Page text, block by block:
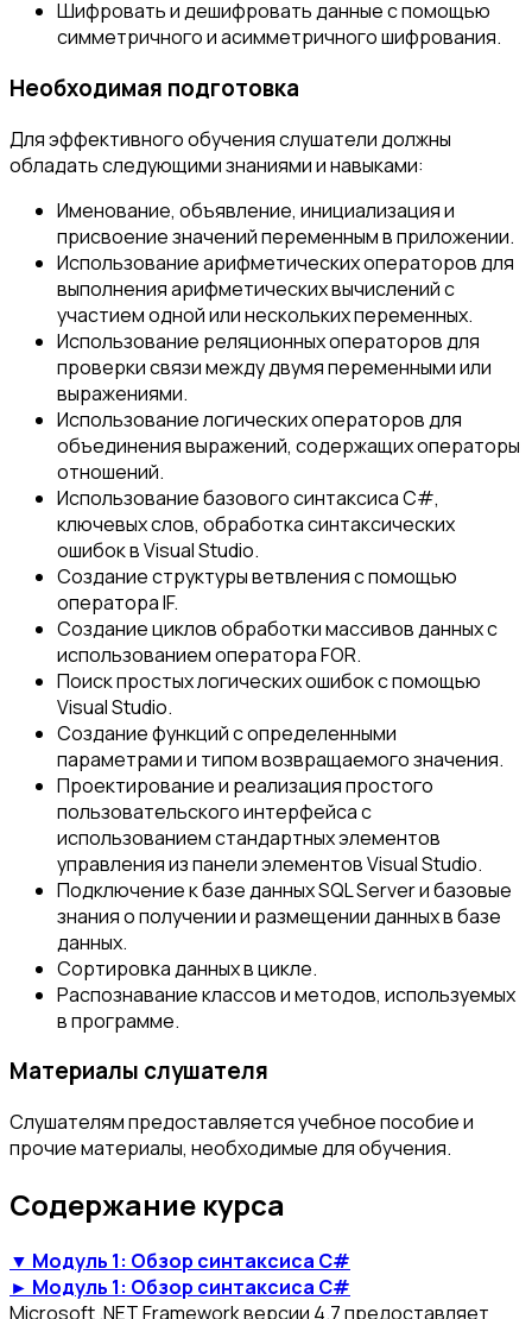
Шифровать и дешифровать данные с помощью
симметричного и асимметричного шифрования.
Необходимая подготовка
Для эффективного обучения слушатели должны
обладать следующими знаниями и навыками:
Именование, объявление, инициализация и
присвоение значений переменным в приложении.
Использование арифметических операторов для
выполнения арифметических вычислений с
участием одной или нескольких переменных.
Использование реляционных операторов для
проверки связи между двумя переменными или
выражениями.
Использование логических операторов для
объединения выражений, содержащих операторы
отношений.
Использование базового синтаксиса С#,
ключевых слов, обработка синтаксических
ошибок в Visual Studio.
Создание структуры ветвления с помощью
оператора IF.
Создание циклов обработки массивов данных с
использованием оператора FOR.
Поиск простых логических ошибок с помощью
Visual Studio.
Создание функций с определенными
параметрами и типом возвращаемого значения.
Проектирование и реализация простого
пользовательского интерфейса с
использованием стандартных элементов
управления из панели элементов Visual Studio.
Подключение к базе данных SQL Server и базовые
знания о получении и размещении данных в базе
данных.
Сортировка данных в цикле.
Распознавание классов и методов, используемых
в программе.
Материалы слушателя
Слушателям предоставляется учебное пособие и
прочие материалы, необходимые для обучения.
Содержание курса
▼ Модуль 1: Обзор синтаксиса C#
► Модуль 1: Обзор синтаксиса C#
Microsoft .NET Framework версии 4.7 предоставляет